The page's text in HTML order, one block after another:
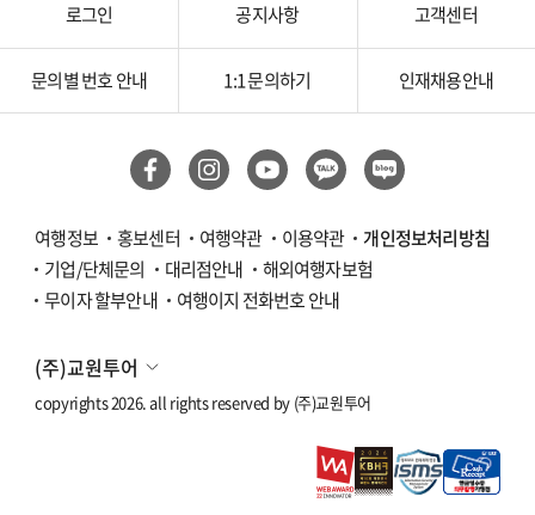
로그인 공지사항 고객센터
문의별 번호 안내 1:1 문의하기 인재채용안내
여행정보 홍보센터 여행약관 이용약관
개인정보처리방침
기업/단체문의
대리점안내
해외여행자보험
무이자 할부안내
여행이지 전화번호 안내
(주)교원투어
copyrights 2026. all rights reserved by (주)교원투어